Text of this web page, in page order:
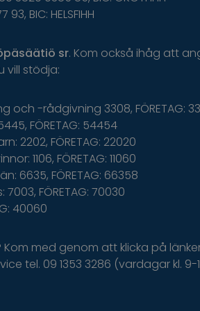
93, BIC: HELSFIHH
sr. Kom också ihåg att
vill stödja:
och -rådgivning 3308, FÖRETAG:
FÖRETAG: 54454
2202, FÖRETAG: 22020
1106, FÖRETAG: 11060
6635, FÖRETAG: 66358
FÖRETAG: 70030
40060
med genom att klicka på
tel. 09 1353 3286 (vardagar kl. 9-